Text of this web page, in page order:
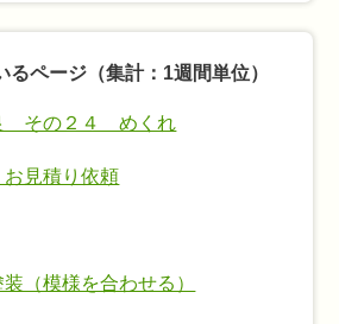
るページ（集計：1週間単位）
その２４ めくれ
見積り依頼
（模様を合わせる）